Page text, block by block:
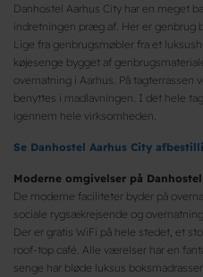
Danhostel Aarhus City har en meget
indretningen præg af. Her er genbrug
Lige fra genbrugsmøbler fra et
køjesenge bygget af
overnatning i Aarhus. På tagterrassen
benyttes i madlavningen. I det hele
igennem hele virksomheden.
Se Danhostel Aarhus City
Moderne omgivelser på
De moderne faciliteter byder på
sociale rygsækrejsende og
Der er gratis WiFi på hele stedet, et
roof-top café. Alle værelser har en
senge har bløde luksus